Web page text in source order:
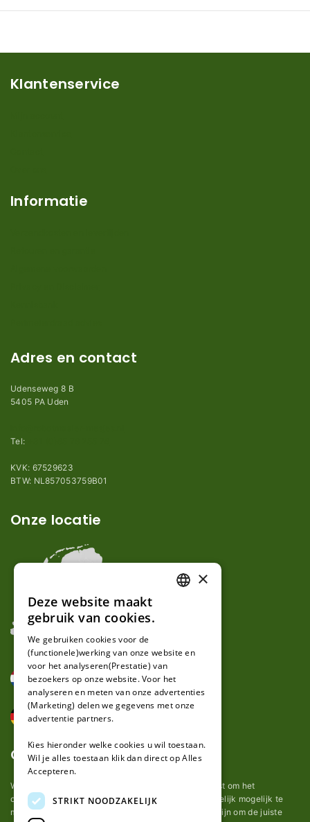
Klantenservice
Informatie
Adres en contact
Udenseweg 8 B
5405 PA Uden
Tel:
KVK: 67529623
BTW: NL857053759B01
Onze locatie
Over ons
Wij van robotmaaier-mesjes.nl doen ons uiterste best om het
onderhoud van robot grasmaaier mesjes zo gemakkelijk mogelijk te
maken. Uit ervaring merkten we hoe lastig het kan zijn om de juiste
GERMAN
×
Deze website maakt
gebruik van cookies.
We gebruiken cookies voor de
(functionele)werking van onze website en
voor het analyseren(Prestatie) van
bezoekers op onze website. Voor het
analyseren en meten van onze advertenties
(Marketing) delen we gegevens met onze
advertentie partners.
Kies hieronder welke cookies u wil toestaan.
Wil je alles toestaan klik dan direct op Alles
Accepteren.
STRIKT NOODZAKELIJK